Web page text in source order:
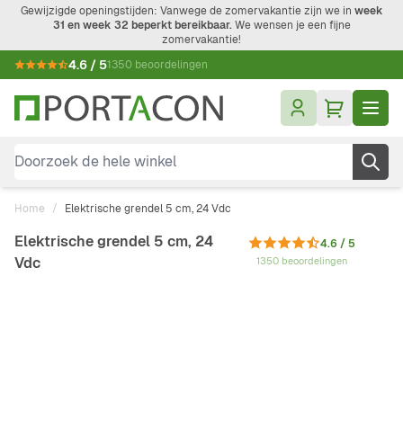
Ga naar de inhoud
Gewijzigde openingstijden: Vanwege de zomervakantie zijn we in week
31 en week 32 beperkt bereikbaar.We wensen je een fijne
zomervakantie!
4.6 / 51350 beoordelingen
Doorzoek de hele winkel
Home / Elektrische grendel 5 cm, 24 Vdc
Elektrische grendel 5 cm, 24
Vdc
4.6 / 5
1350 beoordelingen